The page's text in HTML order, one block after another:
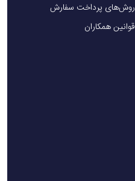
روش‌های پرداخت سفارش
قوانین همکاران